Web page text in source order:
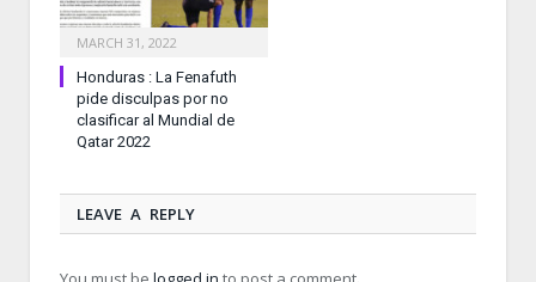
MARCH 31, 2022
Honduras : La Fenafuth
pide disculpas por no
clasificar al Mundial de
Qatar 2022
LEAVE A REPLY